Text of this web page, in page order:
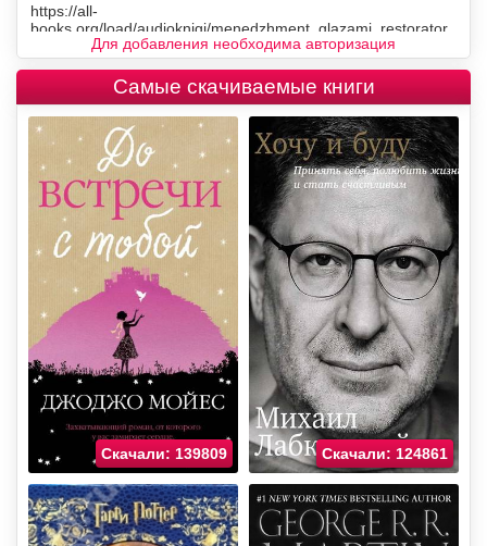
Для добавления необходима авторизация
Самые скачиваемые книги
Скачали: 139809 Скачали: 124861